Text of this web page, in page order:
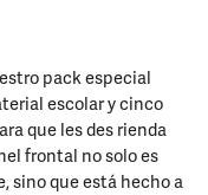
pack especial
escolar y cinco
que les des rienda
frontal no solo es
sino que está hecho a